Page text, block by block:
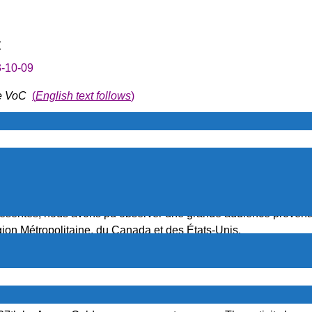
10-09
VoC (English text follows)
un taux de satisfaction de 95%. Le thème, ainsi que le
nous avons pu observer une grande audience
Métropolitaine, du Canada et des États-Unis.